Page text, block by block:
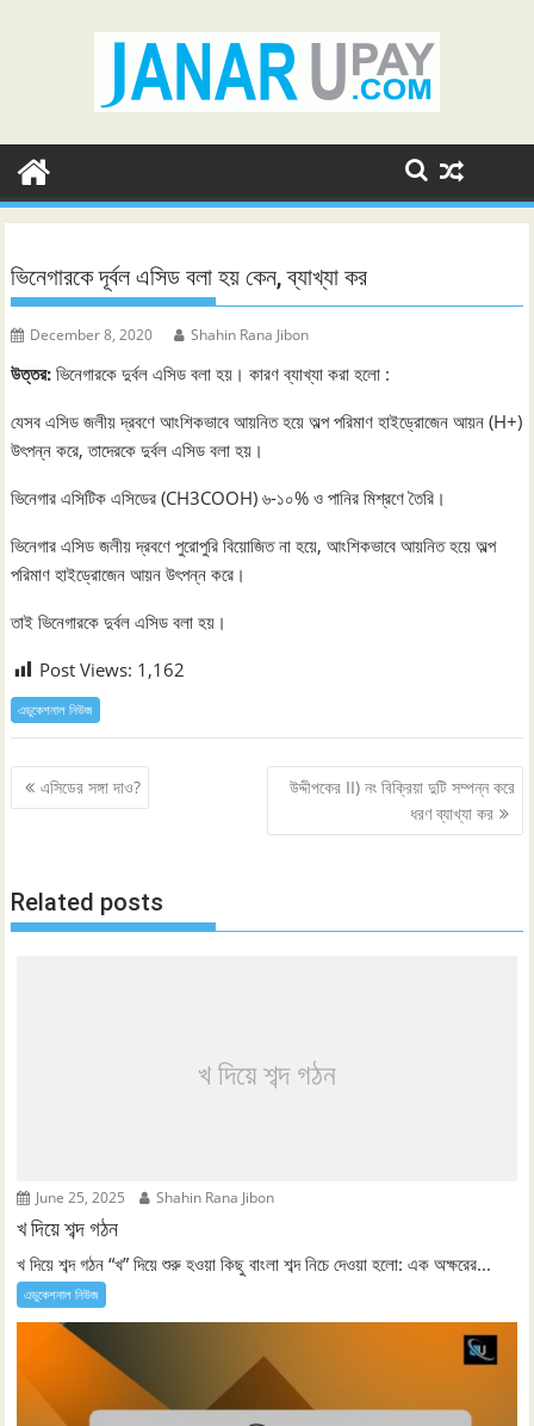
ভিনেগারকে দূর্বল এসিড বলা হয় কেন, ব্যাখ্যা কর
December 8, 2020 Shahin Rana Jibon
উত্তর: ভিনেগারকে দুর্বল এসিড বলা হয়। কারণ ব্যাখ্যা করা হলো :
যেসব এসিড জলীয় দ্রবণে আংশিকভাবে আয়নিত হয়ে অল্প পরিমাণ হাইড্রোজেন আয়ন (H+)
উৎপন্ন করে, তাদেরকে দুর্বল এসিড বলা হয়।
ভিনেগার এসিটিক এসিডের (CH3COOH) ৬-১০% ও পানির মিশ্রণে তৈরি।
ভিনেগার এসিড জলীয় দ্রবণে পুরোপুরি বিয়োজিত না হয়ে, আংশিকভাবে আয়নিত হয়ে অল্প
পরিমাণ হাইড্রোজেন আয়ন উৎপন্ন করে।
তাই ভিনেগারকে দুর্বল এসিড বলা হয়।
Post Views: 1,162
এডুকেশনাল নিউজ
Post
navigation
এসিডের সঙ্গা দাও?
উদ্দীপকের II) নং বিক্রিয়া দুটি সম্পন্ন করে
ধরণ ব্যাখ্যা কর
Related posts
খ দিয়ে শব্দ গঠন
June 25, 2025 Shahin Rana Jibon
খ দিয়ে শব্দ গঠন
খ দিয়ে শব্দ গঠন “খ” দিয়ে শুরু হওয়া কিছু বাংলা শব্দ নিচে দেওয়া হলো: এক অক্ষরের...
এডুকেশনাল নিউজ